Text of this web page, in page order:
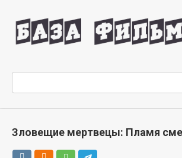
контенту
Зловещие мертвецы: Пламя